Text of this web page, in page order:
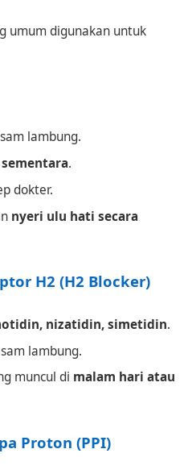
umum digunakan untuk
lambung.
.
dokter.
nyeri ulu hati secara
H2 (H2 Blocker)
nizatidin, simetidin.
lambung.
muncul di malam hari atau
Proton (PPI)